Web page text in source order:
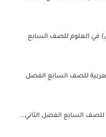
في العلوم للصف السابع
للصف السابع الفصل
السابع الفصل الثاني...